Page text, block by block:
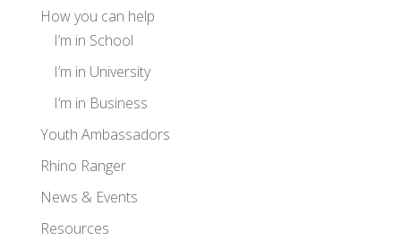
How you can help
I’m in School
I’m in University
I’m in Business
Youth Ambassadors
Rhino Ranger
News & Events
Resources